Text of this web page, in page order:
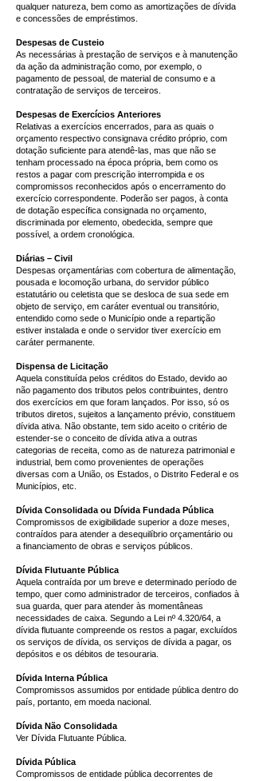
qualquer natureza, bem como as amortizações de dívida
e concessões de empréstimos.
Despesas de Custeio
As necessárias à prestação de serviços e à manutenção
da ação da administração como, por exemplo, o
pagamento de pessoal, de material de consumo e a
contratação de serviços de terceiros.
Despesas de Exercícios Anteriores
Relativas a exercícios encerrados, para as quais o
orçamento respectivo consignava crédito próprio, com
dotação suficiente para atendê-las, mas que não se
tenham processado na época própria, bem como os
restos a pagar com prescrição interrompida e os
compromissos reconhecidos após o encerramento do
exercício correspondente. Poderão ser pagos, à conta
de dotação específica consignada no orçamento,
discriminada por elemento, obedecida, sempre que
possível, a ordem cronológica.
Diárias – Civil
Despesas orçamentárias com cobertura de alimentação,
pousada e locomoção urbana, do servidor público
estatutário ou celetista que se desloca de sua sede em
objeto de serviço, em caráter eventual ou transitório,
entendido como sede o Município onde a repartição
estiver instalada e onde o servidor tiver exercício em
caráter permanente.
Dispensa de Licitação
Aquela constituída pelos créditos do Estado, devido ao
não pagamento dos tributos pelos contribuintes, dentro
dos exercícios em que foram lançados. Por isso, só os
tributos diretos, sujeitos a lançamento prévio, constituem
dívida ativa. Não obstante, tem sido aceito o critério de
estender-se o conceito de dívida ativa a outras
categorias de receita, como as de natureza patrimonial e
industrial, bem como provenientes de operações
diversas com a União, os Estados, o Distrito Federal e os
Municípios, etc.
Dívida Consolidada ou Dívida Fundada Pública
Compromissos de exigibilidade superior a doze meses,
contraídos para atender a desequilíbrio orçamentário ou
a financiamento de obras e serviços públicos.
Dívida Flutuante Pública
Aquela contraída por um breve e determinado período de
tempo, quer como administrador de terceiros, confiados à
sua guarda, quer para atender às momentâneas
necessidades de caixa. Segundo a Lei nº 4.320/64, a
dívida flutuante compreende os restos a pagar, excluídos
os serviços de dívida, os serviços de dívida a pagar, os
depósitos e os débitos de tesouraria.
Dívida Interna Pública
Compromissos assumidos por entidade pública dentro do
país, portanto, em moeda nacional.
Dívida Não Consolidada
Ver Dívida Flutuante Pública.
Dívida Pública
Compromissos de entidade pública decorrentes de